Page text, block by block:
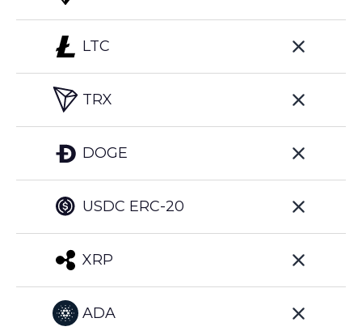
LTC
TRX
DOGE
USDC ERC-20
XRP
ADA